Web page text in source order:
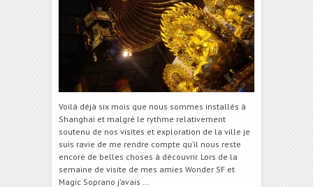
Voilà déjà six mois que nous sommes installés à
Shanghai et malgré le rythme relativement
soutenu de nos visites et exploration de la ville je
suis ravie de me rendre compte qu’il nous reste
encore de belles choses à découvrir. Lors de la
semaine de visite de mes amies Wonder SF et
Magic Soprano j’avais …